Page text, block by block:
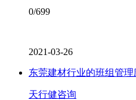
0/699
2021-03-26
东莞建材行业的班组管理
天行健咨询